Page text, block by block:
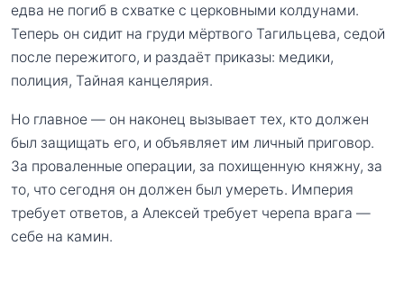
едва не погиб в схватке с церковными колдунами.
Теперь он сидит на груди мёртвого Тагильцева, седой
после пережитого, и раздаёт приказы: медики,
полиция, Тайная канцелярия.
Но главное — он наконец вызывает тех, кто должен
был защищать его, и объявляет им личный приговор.
За проваленные операции, за похищенную княжну, за
то, что сегодня он должен был умереть. Империя
требует ответов, а Алексей требует черепа врага —
себе на камин.